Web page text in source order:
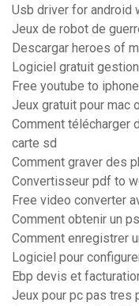
Usb driver for android
Jeux de robot de
Descargar heroes of
Logiciel gratuit
Free youtube to
Jeux gratuit pour mac
Comment télécharger
carte sd
Comment graver des
Convertisseur pdf to
Free video converter
Comment obtenir un
Comment enregistrer
Logiciel pour
Ebp devis et
Jeux pour pc pas tres